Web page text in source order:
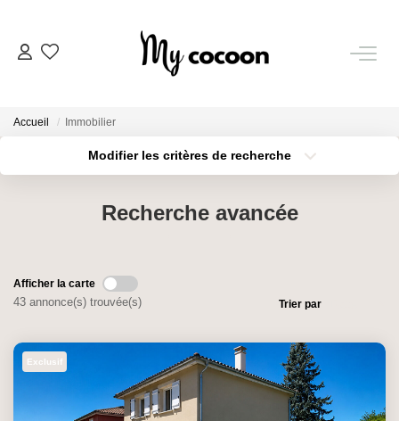
CHASSE IMMOBILIÈRE
NOTRE AGENCE
Qui Sommes-Nous
Accueil Immobilier
Modifier les critères de recherche
Recherche avancée
Afficher la carte
43 annonce(s) trouvée(s) Trier par
Exclusif